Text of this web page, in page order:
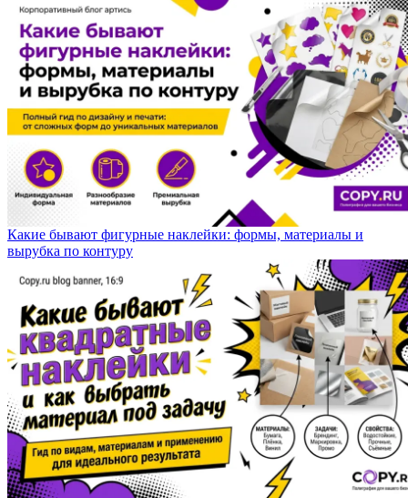
Какие бывают фигурные наклейки: формы, материалы и
вырубка по контуру